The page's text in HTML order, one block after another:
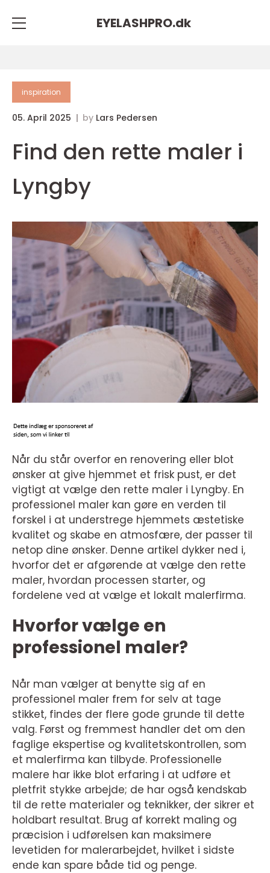
EYELASHPRO.dk
inspiration
05. April 2025 by Lars Pedersen
Find den rette maler i
Lyngby
Når du står overfor en renovering eller blot
ønsker at give hjemmet et frisk pust, er det
vigtigt at vælge den rette maler i Lyngby. En
professionel maler kan gøre en verden til
forskel i at understrege hjemmets æstetiske
kvalitet og skabe en atmosfære, der passer til
netop dine ønsker. Denne artikel dykker ned i,
hvorfor det er afgørende at vælge den rette
maler, hvordan processen starter, og
fordelene ved at vælge et lokalt malerfirma.
Hvorfor vælge en
professionel maler?
Når man vælger at benytte sig af en
professionel maler frem for selv at tage
stikket, findes der flere gode grunde til dette
valg. Først og fremmest handler det om den
faglige ekspertise og kvalitetskontrollen, som
et malerfirma kan tilbyde. Professionelle
malere har ikke blot erfaring i at udføre et
pletfrit stykke arbejde; de har også kendskab
til de rette materialer og teknikker, der sikrer et
holdbart resultat. Brug af korrekt maling og
præcision i udførelsen kan maksimere
levetiden for malerarbejdet, hvilket i sidste
ende kan spare både tid og penge.